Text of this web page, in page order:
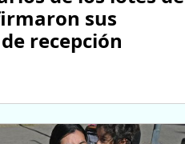
sus
recepción